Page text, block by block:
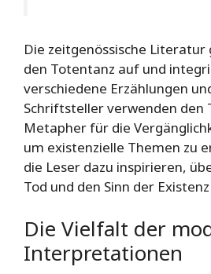
Die zeitgenössische
den Totentanz auf und
verschiedene Erzählungen
Schriftsteller verwenden den
Metapher für die
um existenzielle Themen zu
die Leser dazu inspirieren,
Tod und den Sinn der
Die Vielfalt der
Interpretationen